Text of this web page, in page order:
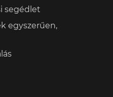
segédlet
egyszerűen,